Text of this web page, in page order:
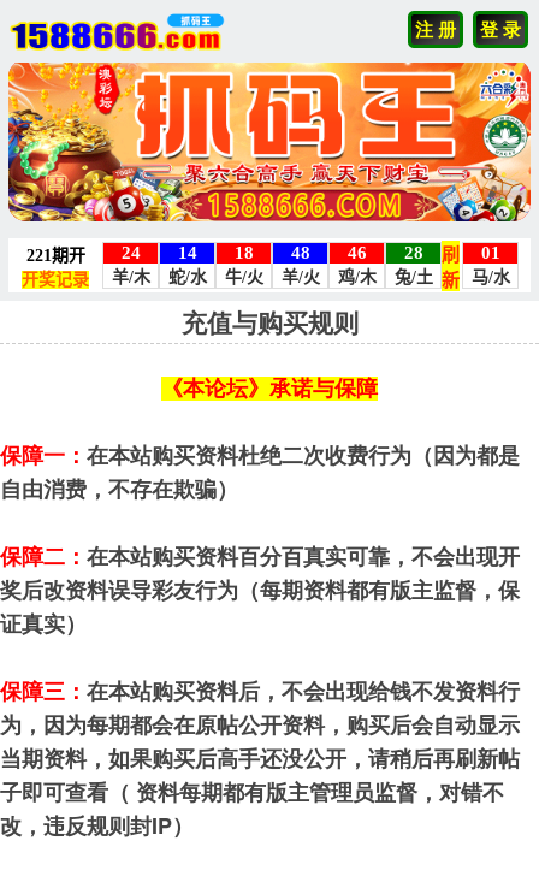
注 册 登 录
充值与购买规则
《本论坛》承诺与保障
保障一： 在本站购买资料杜绝二次收费行为（因为都是
自由消费，不存在欺骗）
保障二： 在本站购买资料百分百真实可靠，不会出现开
奖后改资料误导彩友行为（每期资料都有版主监督，保
证真实）
保障三： 在本站购买资料后，不会出现给钱不发资料行
为，因为每期都会在原帖公开资料，购买后会自动显示
当期资料，如果购买后高手还没公开，请稍后再刷新帖
子即可查看（ 资料每期都有版主管理员监督，对错不
改，违反规则封IP）